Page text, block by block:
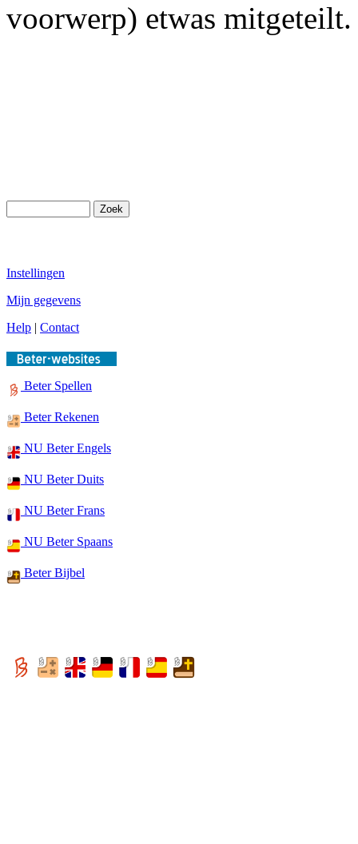
voorwerp) etwas mitgeteilt.
Instellingen
Mijn gegevens
Help | Contact
Beter Spellen
Beter Rekenen
NU Beter Engels
NU Beter Duits
NU Beter Frans
NU Beter Spaans
Beter Bijbel